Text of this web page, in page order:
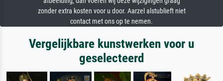
zonder extra kosten voor u door. Aarzel alstublieft niet
contact met ons op te nemen.
Vergelijkbare kunstwerken voor u
geselecteerd